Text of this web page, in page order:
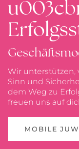
Wir unterstützen,
Sinn und
dem Weg zu
freuen uns auf
MOBILE